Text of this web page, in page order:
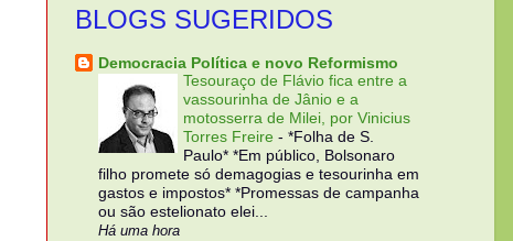
BLOGS SUGERIDOS
Democracia Política e novo Reformismo
Tesouraço de Flávio fica entre a
vassourinha de Jânio e a
motosserra de Milei, por Vinicius
Torres Freire - *Folha de S.
Paulo* *Em público, Bolsonaro
filho promete só demagogias e tesourinha em
gastos e impostos* *Promessas de campanha
ou são estelionato elei...
Há uma hora